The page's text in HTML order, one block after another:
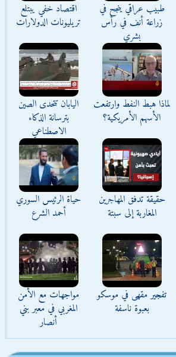
طبيب عراقي ينجح في
زراعة أنف في رأس
بشري
اقتصاد خفي يبتلع
تريليونات الدولارات
لماذا هبط النفط وارتفعت
الأسهم الأمريكية؟
اليابان تتحدى الصين
بترسانة الذكاء
الاصطناعي
حقيقة تدفق المهاجرين
المغاربة إلى سبتة
حياة الرئيس السوري
أحمد الشرع
تفجير مقهى في موسكو
بعبوة ناسفة
مواجهات مع الأمن
المغربي في معبر بني
أنصار